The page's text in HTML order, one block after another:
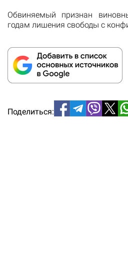
Обвиняемый признан
годам лишения свободы с
Поделиться: